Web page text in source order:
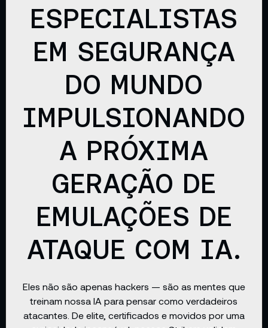
ESPECIALISTAS
EM SEGURANÇA
DO MUNDO
IMPULSIONANDO
A PRÓXIMA
GERAÇÃO DE
EMULAÇÕES DE
ATAQUE COM IA.
Eles não são apenas hackers — são as mentes que
treinam nossa IA para pensar como verdadeiros
atacantes. De elite, certificados e movidos por uma